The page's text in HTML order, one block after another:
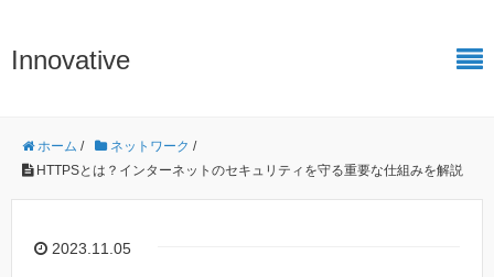
Innovative
ホーム / ネットワーク /
HTTPSとは？インターネットのセキュリティを守る重要な仕組みを解説
2023.11.05